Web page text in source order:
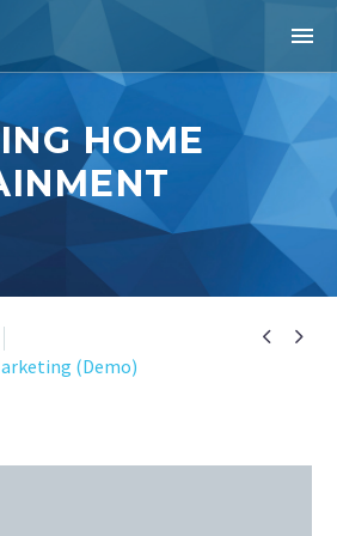
HOME
 
(Demo)